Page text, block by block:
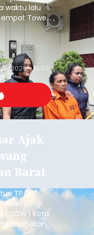
Bali
Indonesia
di
I 2026.
ekonomi
2026 - 18:15